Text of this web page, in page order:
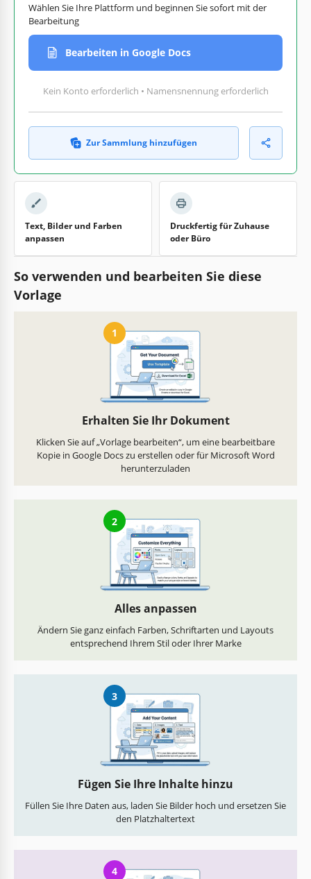
Wählen Sie Ihre Plattform und beginnen Sie sofort mit der
Bearbeitung
Bearbeiten in Google Docs
Kein Konto erforderlich • Namensnennung erforderlich
Zur Sammlung hinzufügen
Text, Bilder und Farben
anpassen
Druckfertig für Zuhause
oder Büro
So verwenden und bearbeiten Sie diese
Vorlage
1
Erhalten Sie Ihr Dokument
Klicken Sie auf „Vorlage bearbeiten“, um eine bearbeitbare
Kopie in Google Docs zu erstellen oder für Microsoft Word
herunterzuladen
2
Alles anpassen
Ändern Sie ganz einfach Farben, Schriftarten und Layouts
entsprechend Ihrem Stil oder Ihrer Marke
3
Fügen Sie Ihre Inhalte hinzu
Füllen Sie Ihre Daten aus, laden Sie Bilder hoch und ersetzen Sie
den Platzhaltertext
4